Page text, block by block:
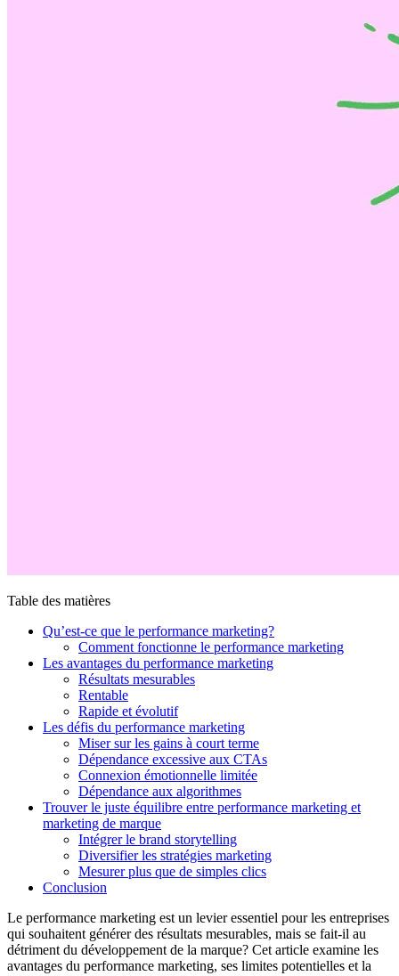
Table des matières
Qu’est-ce que le performance marketing?
Comment fonctionne le performance marketing
Les avantages du performance marketing
Résultats mesurables
Rentable
Rapide et évolutif
Les défis du performance marketing
Miser sur les gains à court terme
Dépendance excessive aux CTAs
Connexion émotionnelle limitée
Dépendance aux algorithmes
Trouver le juste équilibre entre performance marketing et
marketing de marque
Intégrer le brand storytelling
Diversifier les stratégies marketing
Mesurer plus que de simples clics
Conclusion
Le performance marketing est un levier essentiel pour les entreprises
qui souhaitent générer des résultats mesurables, mais se fait-il au
détriment du développement de la marque? Cet article examine les
avantages du performance marketing, ses limites potentielles et la